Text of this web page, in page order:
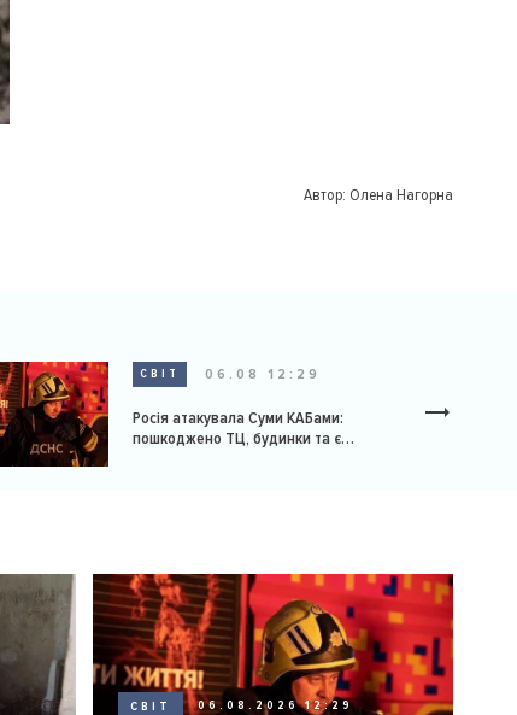
Автор: Олена Нагорна
СВІТ 06.08 12:29
Росія атакувала Суми КАБами:
пошкоджено ТЦ, будинки та є
СВІТ 06.08.2026 12:29